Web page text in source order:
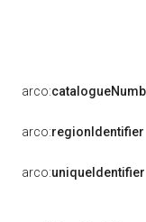
arco:
arco:regionIdentifier
arco:uniqueIdentifier